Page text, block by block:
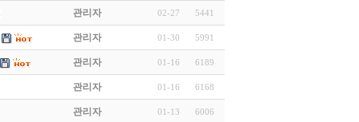
관리자 02-27 5441
관리자 01-30 5991
관리자 01-16 6189
관리자 01-16 6168
관리자 01-13 6006